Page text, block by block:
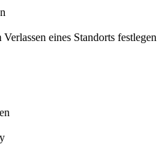
eines Standorts festlegen